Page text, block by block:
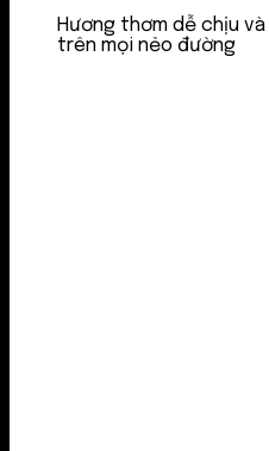
Hương thơm dễ chịu
trên mọi nẻo đường